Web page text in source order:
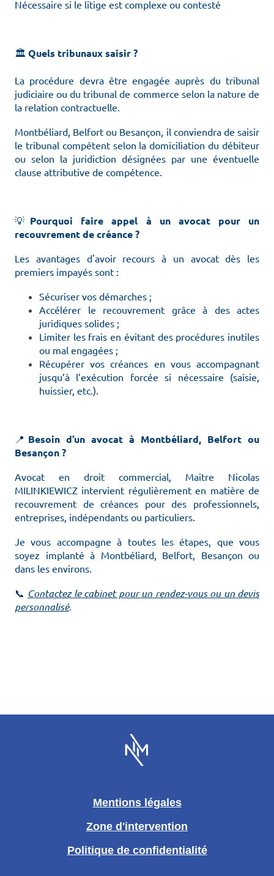
Nécessaire si le litige est complexe ou contesté
🏛️ Quels tribunaux saisir ?
La procédure devra être engagée auprès du tribunal
judiciaire ou du tribunal de commerce selon la nature de
la relation contractuelle.
Montbéliard, Belfort ou Besançon, il conviendra de saisir
le tribunal compétent selon la domiciliation du débiteur
ou selon la juridiction désignées par une éventuelle
clause attributive de compétence.
💡 Pourquoi faire appel à un avocat pour un
recouvrement de créance ?
Les avantages d'avoir recours à un avocat dès les
premiers impayés sont :
Sécuriser vos démarches ;
Accélérer le recouvrement grâce à des actes
juridiques solides ;
Limiter les frais en évitant des procédures inutiles
ou mal engagées ;
Récupérer vos créances en vous accompagnant
jusqu’à l’exécution forcée si nécessaire (saisie,
huissier, etc.).
📍 Besoin d’un avocat à Montbéliard, Belfort ou
Besançon ?
Avocat en droit commercial, Maitre Nicolas
MILINKIEWICZ intervient régulièrement en matière de
recouvrement de créances pour des professionnels,
entreprises, indépendants ou particuliers.
Je vous accompagne à toutes les étapes, que vous
soyez implanté à Montbéliard, Belfort, Besançon ou
dans les environs.
📞 Contactez le cabinet pour un rendez-vous ou un devis
personnalisé.
Mentions légales
Zone d'intervention
Politique de confidentialité